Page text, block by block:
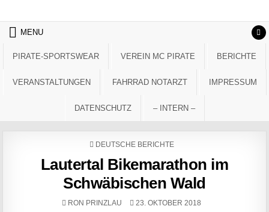
MENU
PIRATE-SPORTSWEAR VEREIN MC PIRATE BERICHTE
VERANSTALTUNGEN FAHRRAD NOTARZT IMPRESSUM
DATENSCHUTZ – INTERN –
POSTED IN
DEUTSCHE BERICHTE
Lautertal Bikemarathon im
Schwäbischen Wald
AUTHOR:
RON PRINZLAU PUBLISHED DATE:
23. OKTOBER 2018